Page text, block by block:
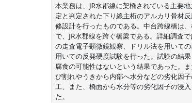
本業務は、JR水郡線に架橋されている主要
定と判定された下り線主桁のアルカリ骨材
修設計を行ったものである。中台跨線橋は
で、JR水郡線を跨ぐ橋梁である。詳細調査
の走査電子顕微鏡観察、ドリル法を用いて
用いての反発硬度試験を行った。試験の結
腐食の可能性はないという結果であった。
び割れやうきから内部へ水分などの劣化因
工、また、橋面から水分等の劣化因子の浸
た。